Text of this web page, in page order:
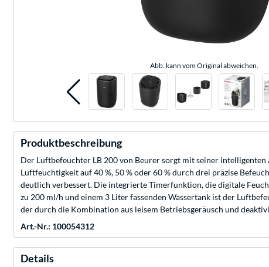
Abb. kann vom Original abweichen.
Produktbeschreibung
Der Luftbefeuchter LB 200 von Beurer sorgt mit seiner
Luftfeuchtigkeit auf 40 %, 50 % oder 60 % durch drei präzise
deutlich verbessert. Die integrierte Timerfunktion, die digitale
zu 200 ml/h und einem 3 Liter fassenden Wassertank ist der
der durch die Kombination aus leisem Betriebsgeräusch und
Art.-Nr.: 100054312
Details